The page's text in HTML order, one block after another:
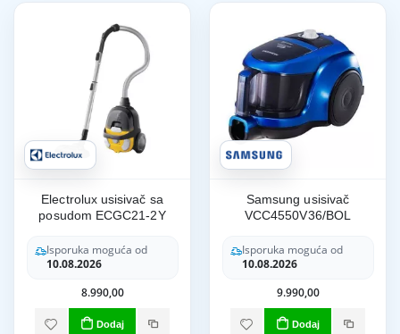
Electrolux usisivač sa
posudom ECGC21-2Y
Isporuka moguća od
10.08.2026
8.990,00
Dodaj
Samsung usisivač
VCC4550V36/BOL
Isporuka moguća od
10.08.2026
9.990,00
Dodaj